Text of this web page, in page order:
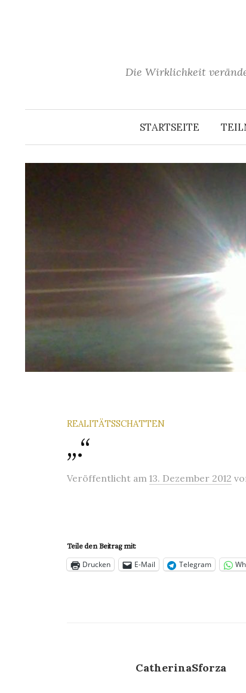
Die Wirklichkeit
STARTSEITE
REALITÄTSSCHATTEN
„.“
Veröffentlicht am 13. Dezember 2012
Teile den Beitrag mit:
Drucken E-Mail Telegram
CatherinaSforza